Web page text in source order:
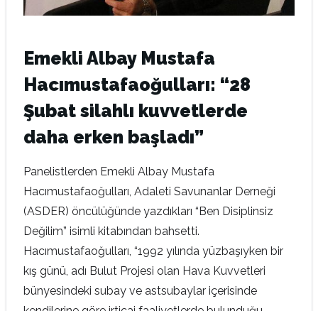
Emekli Albay Mustafa
Hacımustafaoğulları: “28
Şubat silahlı kuvvetlerde
daha erken başladı”
Panelistlerden Emekli Albay Mustafa
Hacımustafaoğulları, Adaleti Savunanlar Derneği
(ASDER) öncülüğünde yazdıkları “Ben Disiplinsiz
Değilim” isimli kitabından bahsetti.
Hacımustafaoğulları, “1992 yılında yüzbaşıyken bir
kış günü, adı Bulut Projesi olan Hava Kuvvetleri
bünyesindeki subay ve astsubaylar içerisinde